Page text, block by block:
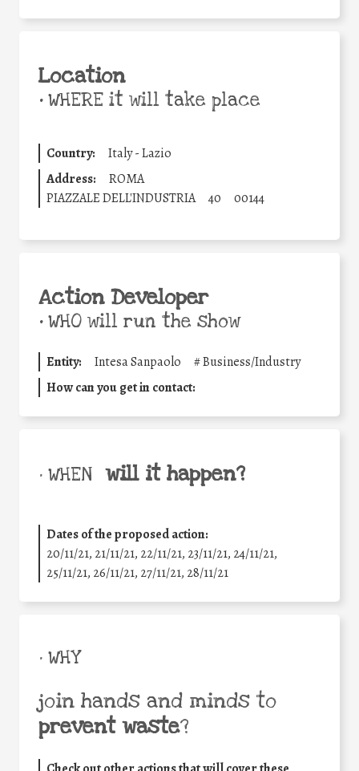
Location
•WHERE it will take place
Country:
Italy - Lazio
Address:
ROMA
PIAZZALE DELL'INDUSTRIA
40 00144
Action Developer
•WHO will run the show
Entity: Intesa Sanpaolo #Business/Industry
How can you get in contact:
• WHEN will it happen?
Dates of the proposed action:
20/11/21, 21/11/21, 22/11/21, 23/11/21, 24/11/21,
25/11/21, 26/11/21, 27/11/21, 28/11/21
• WHY
join hands and minds to
prevent waste?